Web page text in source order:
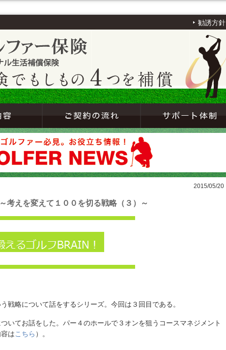
勧誘方針
2015/05/20
考えを変えて１００を切る戦略（３）～
戦略について話をするシリーズ。今回は３回目である。
いてお話をした。パー４のホールで３オンを狙うコースマネジメント
はこちら ）。